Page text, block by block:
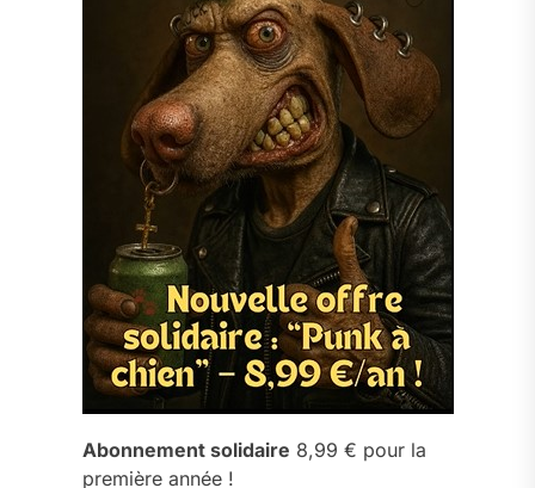
Abonnement solidaire 8,99 € pour la
première année !